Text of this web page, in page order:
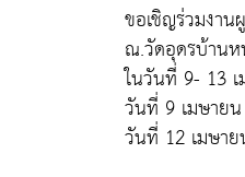
ขอเชิญร่วมงา
ณ.วัดอุดรบ้าน
ในวันที่ 9- 13
วันที่ 9 เมษาย
วันที่ 12 เมษา